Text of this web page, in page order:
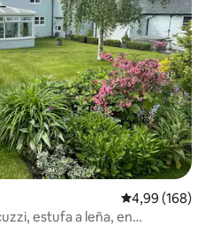
Calificación
4,99 (168)
estufa a leña, en